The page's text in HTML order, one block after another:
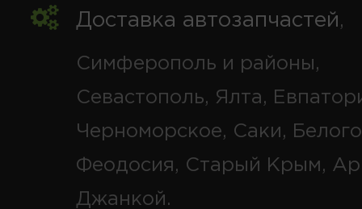
Доставка автозапчастей,
Симферополь и районы,
Севастополь, Ялта,
Черноморское, Саки,
Феодосия, Старый Крым,
Джанкой.